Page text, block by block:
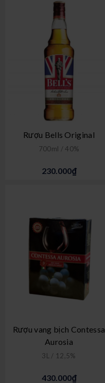
Rượu Bells Original
700ml / 40%
230.000₫
Rượu vang bịch Contessa
Aurosia
3L / 12,5%
430.000₫